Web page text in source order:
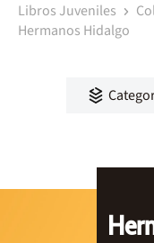
Libros Juveniles
Hermanos Hidalgo